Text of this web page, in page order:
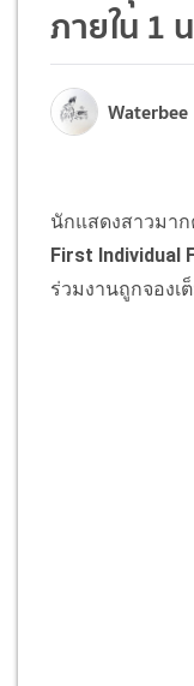
ภายใน 1
Waterbee
นักแสดงสาวมา
First Individual
ร่วมงานถูกจองเ